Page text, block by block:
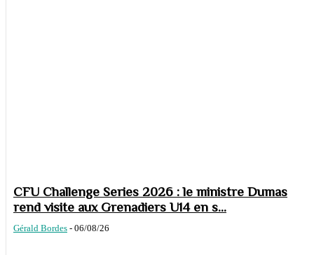
CFU Challenge Series 2026 : le ministre Dumas
rend visite aux Grenadiers U14 en s...
Gérald Bordes - 06/08/26